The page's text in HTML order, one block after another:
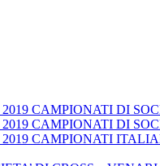
CAMPIONATI DI
CAMPIONATI DI
CAMPIONATI